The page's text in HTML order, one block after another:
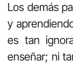
Los demás
y
es tan
enseñar; ni